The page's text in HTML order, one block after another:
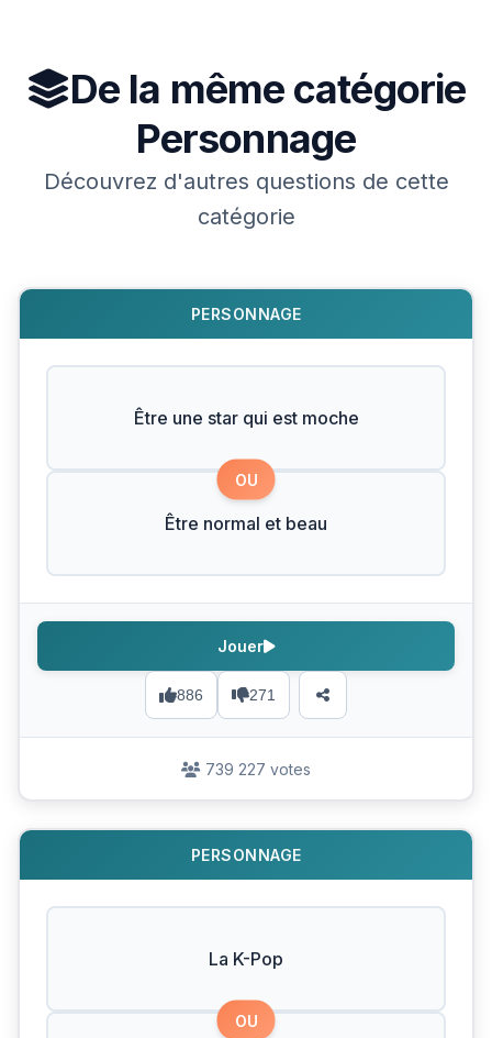
De la même catégorie
Personnage
Découvrez d'autres questions de cette
catégorie
PERSONNAGE
Être une star qui est moche
OU
Être normal et beau
886 271
Jouer
739 227 votes
PERSONNAGE
La K-Pop
OU